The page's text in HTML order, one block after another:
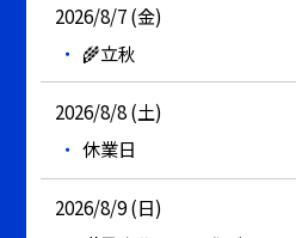
2026/8/7 (金)
🌾立秋
2026/8/8 (土)
休業日
2026/8/9 (日)